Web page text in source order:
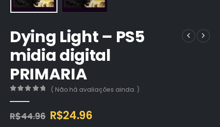
Dying Light – PS5
midia digital
PRIMARIA
( Não há avaliações ainda. )
R$44.96 O
R$24.96O